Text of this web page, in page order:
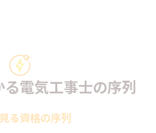
電気工事士の序列
る資格の序列